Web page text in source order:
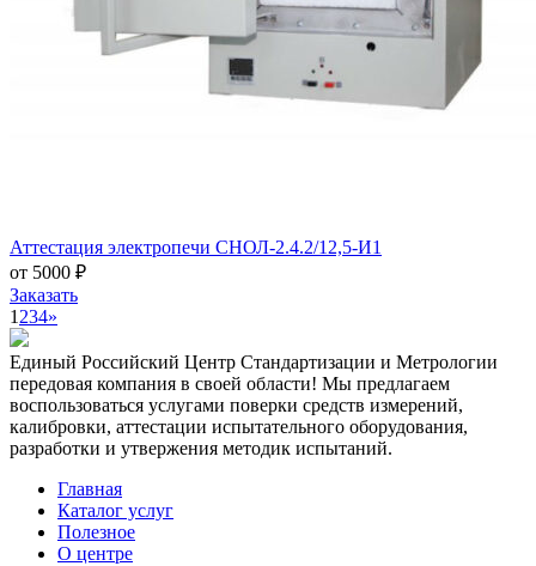
Аттестация электропечи СНОЛ-2.4.2/12,5-И1
от 5000 ₽
Заказать
1 234»
Единый Российский Центр Стандартизации и Метрологии
передовая компания в своей области! Мы предлагаем
воспользоваться услугами поверки средств измерений,
калибровки, аттестации испытательного оборудования,
разработки и утвержения методик испытаний.
Главная
Каталог услуг
Полезное
О центре